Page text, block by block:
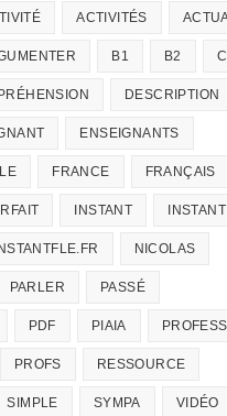
ACTIVITÉS
B1 B2
DESCRIPTION
ENSEIGNANTS
FRANCE FRANÇAIS
INSTANT
NICOLAS
PARLER PASSÉ
PDF PIAIA
PROFS RESSOURCE
SIMPLE SYMPA VIDÉO